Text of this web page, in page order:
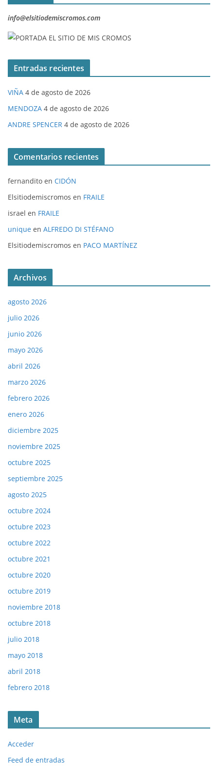
info@elsitiodemiscromos.com
Entradas recientes
VIÑA 4 de agosto de 2026
MENDOZA 4 de agosto de 2026
ANDRE SPENCER 4 de agosto de 2026
Comentarios recientes
fernandito en CIDÓN
Elsitiodemiscromos en FRAILE
israel en FRAILE
unique en ALFREDO DI STÉFANO
Elsitiodemiscromos en PACO MARTÍNEZ
Archivos
agosto 2026
julio 2026
junio 2026
mayo 2026
abril 2026
marzo 2026
febrero 2026
enero 2026
diciembre 2025
noviembre 2025
octubre 2025
septiembre 2025
agosto 2025
octubre 2024
octubre 2023
octubre 2022
octubre 2021
octubre 2020
octubre 2019
noviembre 2018
octubre 2018
julio 2018
mayo 2018
abril 2018
febrero 2018
Meta
Acceder
Feed de entradas